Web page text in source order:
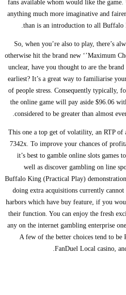
fans available whom would like the
anything much more imaginative and
than is an introduction to all Buffalo
So, when you’re also to play, there’s
otherwise hit the brand new ‘’Maximum
unclear, have you thought to are the
earliest? It’s a great way to familiarise
of people stress. Consequently typically,
the online game will pay aside $96.06
considered to be greater than almost
This one a top get of volatility, an RTP of
7342x. To improve your chances of
it’s best to gamble online slots games
well as discover gambling on line
Buffalo King (Practical Play)
doing extra acquisitions currently
harbors which have buy feature, if you
their function. You can enjoy the fresh
any on the internet gambling enterprise
A few of the better choices tend to be
FanDuel Local casino,